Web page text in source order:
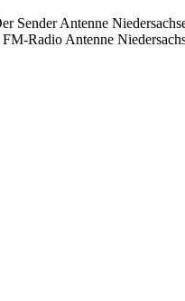
Sender Antenne
Radio Antenne